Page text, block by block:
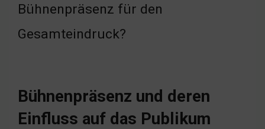
Bühnenpräsenz für den
Gesamteindruck?
Bühnenpräsenz und deren
Einfluss auf das Publikum